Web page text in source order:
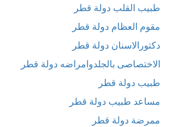
طبيب القلب دولة قطر
مقوم العظام دولة قطر
دكتورالاسنان دولة قطر
الاختصاصى بالجلدوامراضه دولة قطر
طبيب دولة قطر
مساعد طبيب دولة قطر
ممرضة دولة قطر